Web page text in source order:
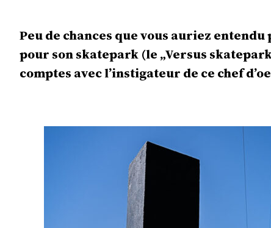
Peu de chances que vous auriez
pour son skatepark (le „Versus
comptes avec l’instigateur de ce chef